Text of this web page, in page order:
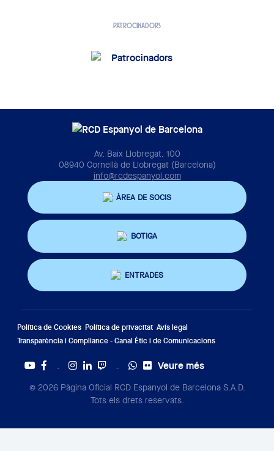
PATROCINADORS
Av. Baix Llobregat, 100
08940 Cornellà de Llobregat (Barcelona)
info@rcdespanyol.com
ÀREA DE SOCIS
BOTIGA
ENTRADES
Política de Cookies Política de privacitat Avís legal
Transparència i Compliance - Canal Ètic i de Comunicacions
Veure més
© 2026 Pàgina Oficial RCD Espanyol de Barcelona S.A.D.
Tots els drets reservats.